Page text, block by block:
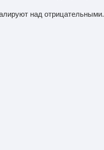
над отрицательными.